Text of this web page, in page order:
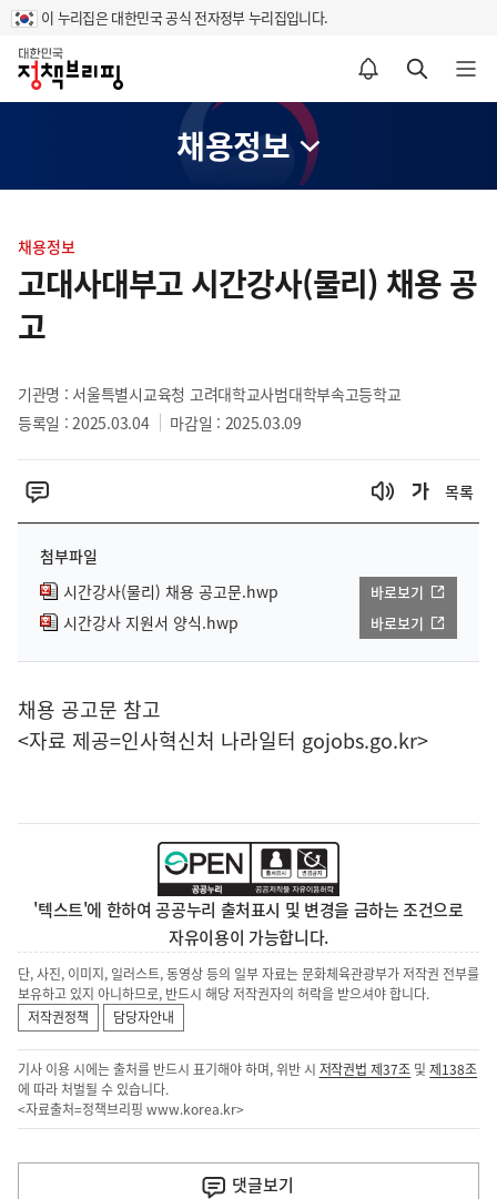
이 누리집은 대한민국 공식 전자정부 누리집입니다.
홈
알림설정 바로가기 검색 바로가기 메뉴 열기
채용정보
텐
츠
영
역
채용정보
고대사대부고 시간강사(물리) 채용 공
고
기관명 : 서울특별시교육청 고려대학교사범대학부속고등학교
등록일 : 2025.03.04
마감일 : 2025.03.09
목록
첨부파일
시간강사(물리) 채용 공고문.hwp
바로보기
시간강사 지원서 양식.hwp 바로보기
채용 공고문 참고
<자료 제공=인사혁신처 나라일터 gojobs.go.kr>
'텍스트'에 한하여 공공누리 출처표시 및 변경을 금하는 조건으로
자유이용이 가능합니다.
단, 사진, 이미지, 일러스트, 동영상 등의 일부 자료는 문화체육관광부가 저작권 전부를
보유하고 있지 아니하므로, 반드시 해당 저작권자의 허락을 받으셔야 합니다.
저작권정책
담당자안내
기사 이용 시에는 출처를 반드시 표기해야 하며, 위반 시 저작권법 제37조 및제138조
에 따라 처벌될 수 있습니다.
<자료출처=정책브리핑 www.korea.kr>
댓글보기